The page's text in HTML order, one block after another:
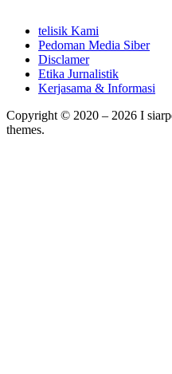
telisik Kami
Pedoman Media Siber
Disclamer
Etika Jurnalistik
Kerjasama & Informasi
Copyright © 2020 – 2026 I
themes.